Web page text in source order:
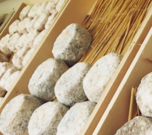
2026年5月号「“大好き”
2026年4月号「未来をつく
2026年3月号「スイー
2026年2月号「良運を掴
2026年1月号「猫が
FOLLOW